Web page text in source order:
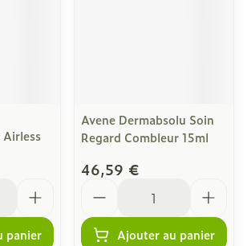
Airless
panier
Avene Dermabsolu Soin
Regard Combleur 15ml
46,59 €
Ajouter au panier